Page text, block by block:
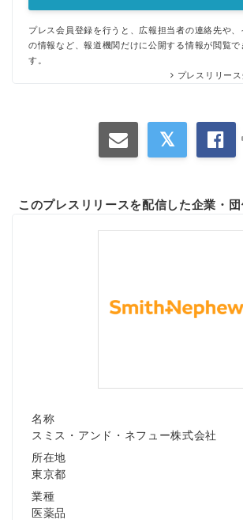
プレス会員登録を行うと、広報担当者の連絡先や
の情報など、報道機関だけに公開する情報が閲覧で
す。
プレスリリー
このプレスリリースを配信した企業・
名称
スミス・アンド・ネフュー株式会社
所在地
東京都
業種
医薬品